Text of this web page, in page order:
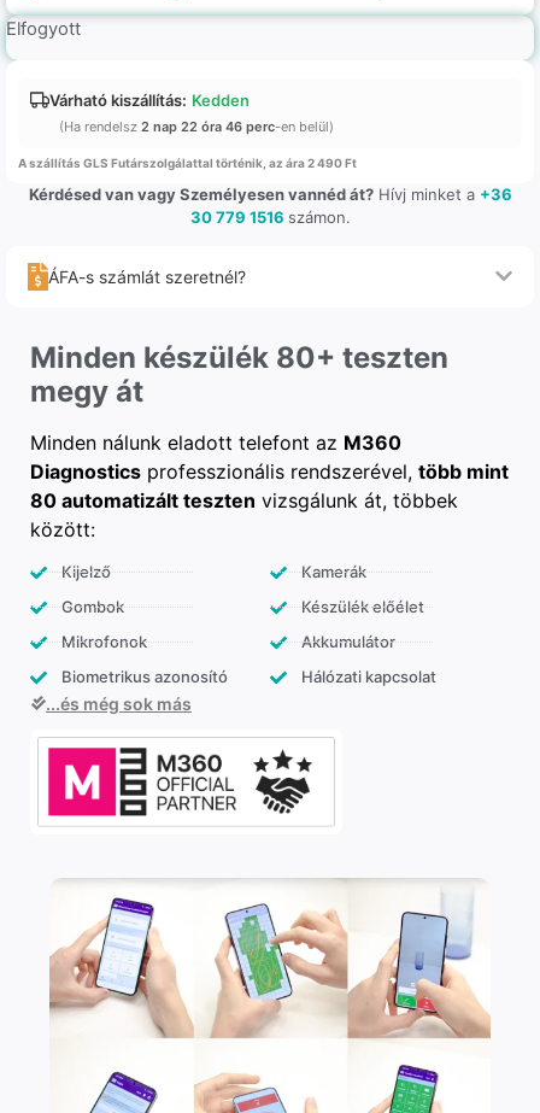
Elfogyott
Várható kiszállítás: Kedden
(Ha rendelsz 2 nap 22 óra 46 perc-en belül)
A szállítás GLS Futárszolgálattal történik, az ára 2 490 Ft
Kérdésed van vagy Személyesen vannéd át?Hívj minket a +36
30 779 1516 számon.
ÁFA-s számlát szeretnél?
Minden készülék 80+ teszten
megy át
Minden nálunk eladott telefont az M360
Diagnostics professzionális rendszerével, több mint
80 automatizált teszten vizsgálunk át, többek
között:
Kijelző
Gombok
Mikrofonok
Biometrikus azonosító
Kamerák
Készülék előélet
Akkumulátor
Hálózati kapcsolat
...és még sok más